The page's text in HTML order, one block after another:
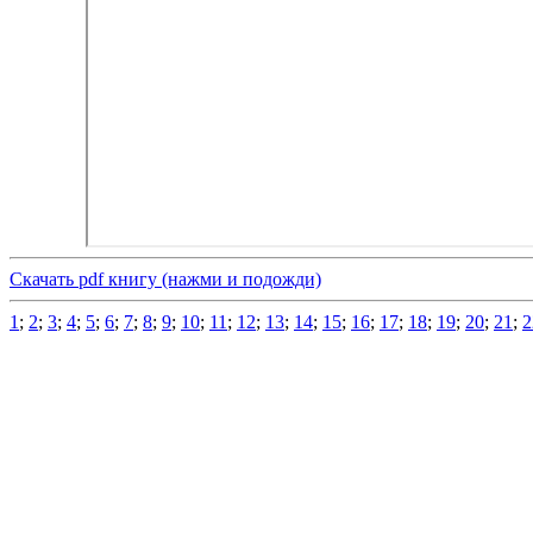
Скачать pdf книгу (нажми и подожди)
1 ; 2; 3; 4; 5; 6; 7; 8; 9; 10; 11 ; 12; 13; 14; 15; 16; 17; 18; 19; 20; 21 ;